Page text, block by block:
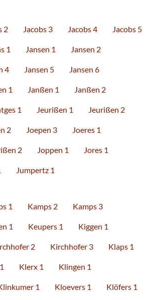
2 Jacobs 3 Jacobs 4 Jacobs 5
1 Jansen 1 Jansen 2
4 Jansen 5 Jansen 6
1 Janßen 1 Janßen 2
1 Jeurißen 1 Jeurißen 2
2 Joepen 3 Joeres 1
2 Joppen 1 Jores 1
Jumpertz 1
1 Kamps 2 Kamps 3
1 Keupers 1 Kiggen 1
2 Kirchhofer 3 Klaps 1
Klerx 1 Klingen 1
1 Kloevers 1 Klöfers 1